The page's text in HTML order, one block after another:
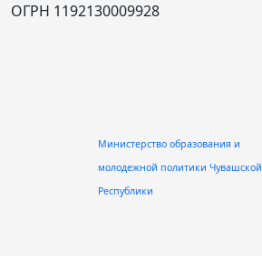
ОГРН 1192130009928
Министерство образования и
молодежной политики Чувашской
Республики